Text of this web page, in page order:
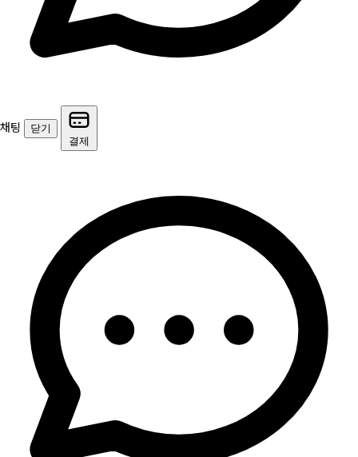
채팅
닫기
결제